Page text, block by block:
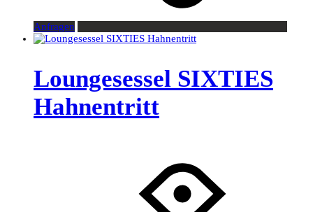
Anfragen
Loungesessel SIXTIES
Hahnentritt